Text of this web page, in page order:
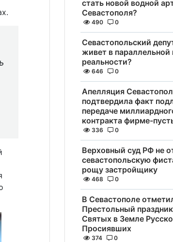
стать новой водной
Севастополя?
490 0
Севастопольский
живет в параллельной
реальности?
646 0
Апелляция
подтвердила факт
передаче
контракта фирме-
336 0
Верховный суд РФ не
севастопольскую
рощу застройщику
468 0
В Севастополе
Престольный
Святых в Земле
Просиявших
374 0